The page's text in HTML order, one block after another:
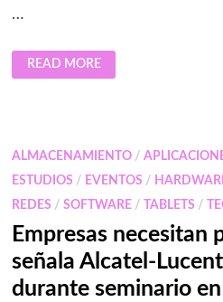
…
TRANSVERSALIDAD
EN
LA
READ MORE
ALMACENAMIENTO/
ESTUDIOS / EVENTOS /
REDES / SOFTWARE/ TABLETS /
Empresas necesitan
señala Alcatel-
durante seminario